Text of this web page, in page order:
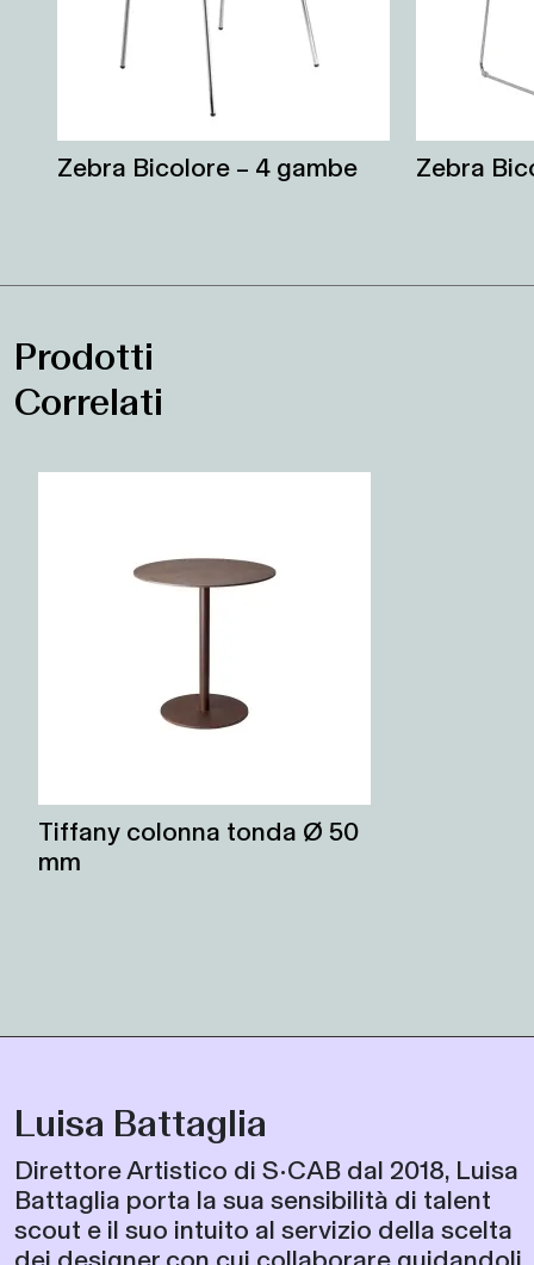
Zebra Bicolore – 4 gambe Zebra
Prodotti
Correlati
Tiffany colonna tonda Ø 50
mm
Luisa Battaglia
Direttore Artistico di S•CAB dal 2018, Luisa
Battaglia porta la sua sensibilità di talent
scout e il suo intuito al servizio della scelta